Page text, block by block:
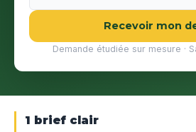
Recevoir mon
Demande étudiée sur mesure ·
1 brief clair